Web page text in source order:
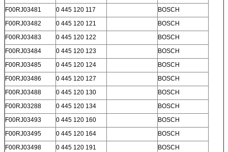
F00RJ03481
0 445 120 117
BOSCH
F00RJ03482
0 445 120 121
BOSCH
F00RJ03483
0 445 120 122
BOSCH
F00RJ03484
0 445 120 123
BOSCH
F00RJ03485
0 445 120 124
BOSCH
F00RJ03486
0 445 120 127
BOSCH
F00RJ03488
0 445 120 130
BOSCH
F00RJ03288
0 445 120 134
BOSCH
F00RJ03493
0 445 120 160
BOSCH
F00RJ03495
0 445 120 164
BOSCH
F00RJ03498
0 445 120 191
BOSCH